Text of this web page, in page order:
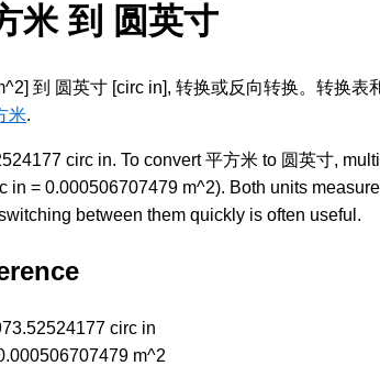
米 到 圆英寸
到 圆英寸 [circ in], 转换或反向转换。转换
米.
circ in. To convert 平方米 to 圆英寸,
in = 0.000506707479 m^2). Both units
between them quickly is often useful.
circ in
m^2